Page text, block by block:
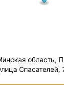
область,
Спасателей,